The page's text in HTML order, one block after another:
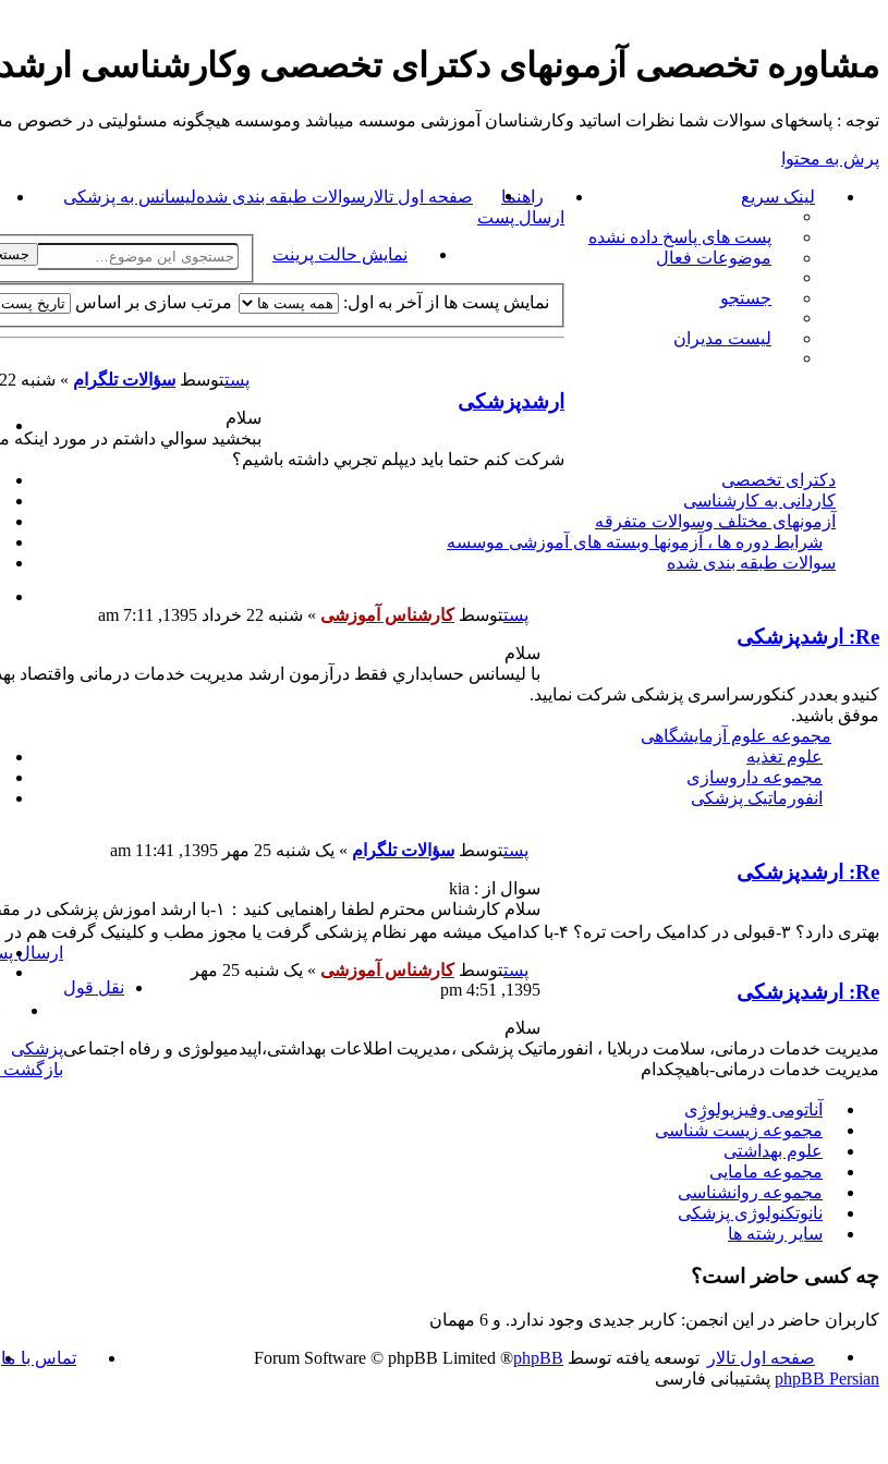
مشاوره تخصصی آزمونهای دکترای تخصصی وکارشناسی
توجه : پاسخهای سوالات شما نظرات اساتید وکارشناسان آموزشی موسسه میباشد وموسسه هیچگونه مسئولیتی در خصوص مشاوره های
پرش به محتوا
لینک سریع
پست های پاسخ داده نشده
موضوعات فعال
جستجو
لیست مدیران
راهنما صفحه اول تالار سوالات طبقه بندی شدهلیسانس به پزشکی
ارسال پست
نمایش حالت پرینت
ارشدپزشکی
پستتوسط سؤالات تلگرام » شنبه 22 خرداد 1395, 7:08 am
سلام
ببخشيد سوالي داشتم در مورد
شركت كنم حتما بايد ديپلم تجربي داشته باشيم؟
Re: ارشدپزشکی
پستتوسطکارشناس آموزشی » شنبه 22 خرداد 1395, 7:11 am
سلام
با ليسانس حسابداري فقط درآزمون ارشد مدیریت خدمات درمانی واقتصاد
کنیدو بعددر کنکورسراسری پزشکی شرکت نمایید.
موفق باشید.
Re: ارشدپزشکی
پستتوسط سؤالات تلگرام » یک شنبه 25 مهر 1395, 11:41 am
سوال از : kia
بهتری دارد؟ ۳-قبولی در کدامیک راحت تره؟ ۴-با کدامیک میشه مهر نظام پزشکی گرفت یا مجوز مطب و کلینیک گرفت هم در مجموعه دانشگاه ازاد هم وزارت بهداشت؟لطفا دقیق راهنمایی کنید.تشکر
Re: ارشدپزشکی نقل قول
پستتوسطکارشناس آموزشی »
یک شنبه 25 مهر
1395, 4:51 pm
سلام
مدیریت خدمات درمانی، سلامت دربلایا ، انفورماتیک پزشکی ،مدیریت اطلاعات بهداشتی،اپیدمیولوژی و رفاه اجتماعی
مدیریت خدمات درمانی-باهیچکدام
نمایش پست ها از آخر به اول: مرتب سازی بر اساس
ارسال
بازگشت
دکترای تخصصی
کاردانی به کارشناسی
آزمونهای مختلف وسوالات متفرقه
شرایط دوره ها ، آزمونها وبسته های آموزشی موسسه
سوالات طبقه بندی شده
مجموعه علوم آزمایشگاهی
علوم تغذیه
مجموعه داروسازی
انفورماتیک پزشکی
پزشکی
آناتومی وفیزیولوژِی
مجموعه زیست شناسی
علوم بهداشتی
مجموعه مامایی
مجموعه روانشناسی
نانوتکنولوژی پزشکی
سایر رشته ها
چه کسی حاضر است؟
کاربران حاضر در این انجمن: کاربر جدیدی وجود ندارد. و 6 مهمان
صفحه اول تالار تماس با ما توسعه یافته توسط phpBB
® Forum Software © phpBB Limited
phpBB Persian پشتیبانی فارسی